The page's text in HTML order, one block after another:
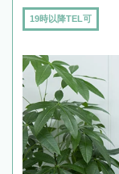
19時以降TEL可